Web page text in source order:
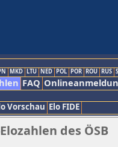
MKD LTU NED POL POR ROU RUS
FAQ
Vorschau Elo FIDE
des ÖSB